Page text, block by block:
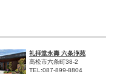
礼拝堂永壽 六条浄苑
高松市六条町38-2
TEL:087-899-8804